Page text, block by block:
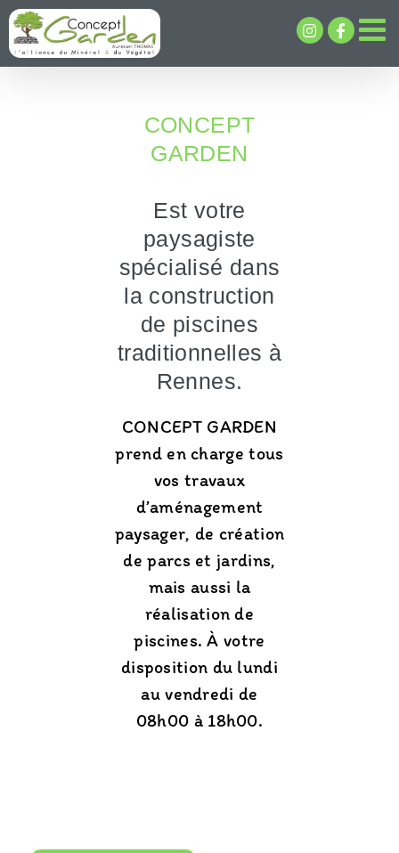
Passer
au
contenu
CONCEPT
GARDEN
Est votre
paysagiste
spécialisé dans
la construction
de piscines
traditionnelles à
Rennes.
CONCEPT GARDEN
prend en charge tous
vos travaux
d’aménagement
paysager, de création
de parcs et jardins,
mais aussi la
réalisation de
piscines. À votre
disposition du lundi
au vendredi de
08h00 à 18h00.